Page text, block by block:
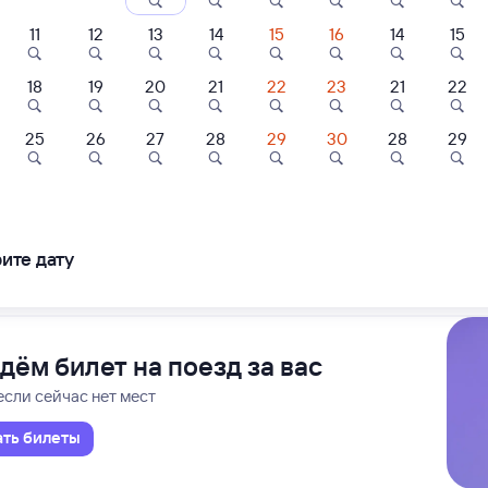
Медведь
⁠₽
билетов на 3 ноября. Отправление и прибытие по местному
Главн.
22:18
ближайшие: 7, 9, 11 августа
билет на поезд за вас
сейчас нет мест
билеты
11 12 13 14 15 16
18 19 20 21 22 23
25 26 27 28 29 30
14 15
21 22
28 29
дату